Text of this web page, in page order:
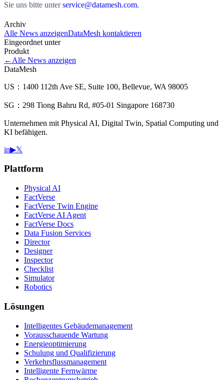
Sie uns bitte unterservice@datamesh.com.
Archiv
Alle News anzeigenDataMesh kontaktieren
Eingeordnet unter
Produkt
← Alle News anzeigen
DataMesh
US：1400 112th Ave SE, Suite 100, Bellevue, WA 98005
SG：298 Tiong Bahru Rd, #05-01 Singapore 168730
Unternehmen mit Physical AI, Digital Twin, Spatial Computing und
KI befähigen.
in▶𝕏
Plattform
Physical AI
FactVerse
FactVerse Twin Engine
FactVerse AI Agent
FactVerse Docs
Data Fusion Services
Director
Designer
Inspector
Checklist
Simulator
Robotics
Lösungen
Intelligentes Gebäudemanagement
Vorausschauende Wartung
Energieoptimierung
Schulung und Qualifizierung
Verkehrsflussmanagement
Intelligente Fernwärme